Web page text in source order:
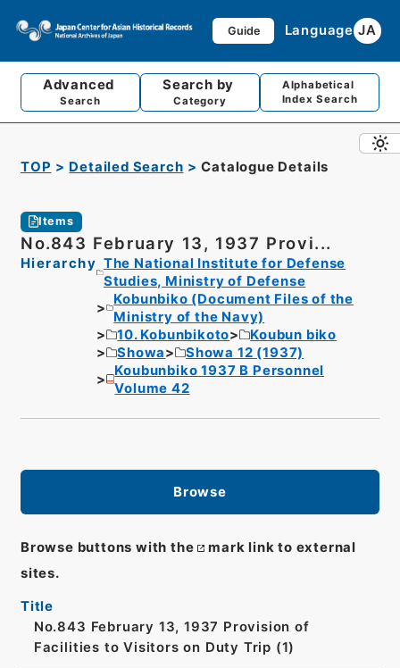
Guide Language JA
Advanced
Search
Search by
Category
Alphabetical
Index Search
TOP Detailed Search Catalogue Details
Items
No.843 February 13, 1937 Provi...
Hierarchy The National Institute for Defense
Studies, Ministry of Defense
Kobunbiko (Document Files of the
Ministry of the Navy)
10. Kobunbikoto
Koubun biko
Showa
Showa 12 (1937)
Koubunbiko 1937 B Personnel
Volume 42
Browse
Browse buttons with the
mark link to external
sites.
Title
No.843 February 13, 1937 Provision of
Facilities to Visitors on Duty Trip (1)